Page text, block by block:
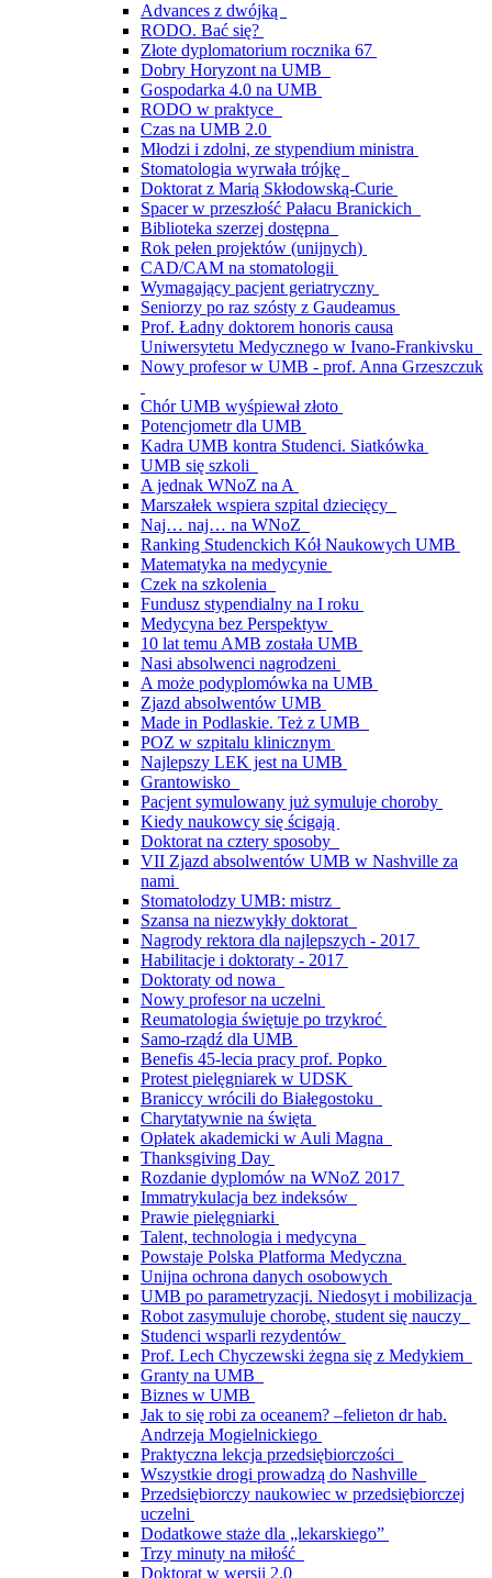
Advances z dwójką
RODO. Bać się?
Złote dyplomatorium rocznika 67
Dobry Horyzont na UMB
Gospodarka 4.0 na UMB
RODO w praktyce
Czas na UMB 2.0
Młodzi i zdolni, ze stypendium ministra
Stomatologia wyrwała trójkę
Doktorat z Marią Skłodowską-Curie
Spacer w przeszłość Pałacu Branickich
Biblioteka szerzej dostępna
Rok pełen projektów (unijnych)
CAD/CAM na stomatologii
Wymagający pacjent geriatryczny
Seniorzy po raz szósty z Gaudeamus
Prof. Ładny doktorem honoris causa
Uniwersytetu Medycznego w Ivano-Frankivsku
Nowy profesor w UMB - prof. Anna Grzeszczuk
Chór UMB wyśpiewał złoto
Potencjometr dla UMB
Kadra UMB kontra Studenci. Siatkówka
UMB się szkoli
A jednak WNoZ na A
Marszałek wspiera szpital dziecięcy
Naj… naj… na WNoZ
Ranking Studenckich Kół Naukowych UMB
Matematyka na medycynie
Czek na szkolenia
Fundusz stypendialny na I roku
Medycyna bez Perspektyw
10 lat temu AMB została UMB
Nasi absolwenci nagrodzeni
A może podyplomówka na UMB
Zjazd absolwentów UMB
Made in Podlaskie. Też z UMB
POZ w szpitalu klinicznym
Najlepszy LEK jest na UMB
Grantowisko
Pacjent symulowany już symuluje choroby
Kiedy naukowcy się ścigają
Doktorat na cztery sposoby
VII Zjazd absolwentów UMB w Nashville za
nami
Stomatolodzy UMB: mistrz
Szansa na niezwykły doktorat
Nagrody rektora dla najlepszych - 2017
Habilitacje i doktoraty - 2017
Doktoraty od nowa
Nowy profesor na uczelni
Reumatologia świętuje po trzykroć
Samo-rządź dla UMB
Benefis 45-lecia pracy prof. Popko
Protest pielęgniarek w UDSK
Braniccy wrócili do Białegostoku
Charytatywnie na święta
Opłatek akademicki w Auli Magna
Thanksgiving Day
Rozdanie dyplomów na WNoZ 2017
Immatrykulacja bez indeksów
Prawie pielęgniarki
Talent, technologia i medycyna
Powstaje Polska Platforma Medyczna
Unijna ochrona danych osobowych
UMB po parametryzacji. Niedosyt i mobilizacja
Robot zasymuluje chorobę, student się nauczy
Studenci wsparli rezydentów
Prof. Lech Chyczewski żegna się z Medykiem
Granty na UMB
Biznes w UMB
Jak to się robi za oceanem? –felieton dr hab.
Andrzeja Mogielnickiego
Praktyczna lekcja przedsiębiorczości
Wszystkie drogi prowadzą do Nashville
Przedsiębiorczy naukowiec w przedsiębiorczej
uczelni
Dodatkowe staże dla „lekarskiego”
Trzy minuty na miłość
Doktorat w wersji 2.0